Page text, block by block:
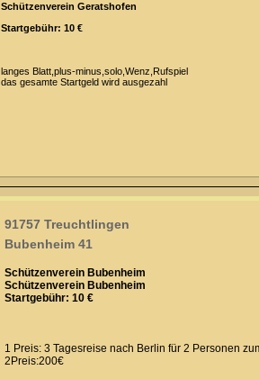
Schützenverein Geratshofen
Startgebühr: 10 €
langes Blatt,plus-minus,solo,Wenz,Rufspiel
das gesamte Startgeld wird ausgezahl
91757 Treuchtlingen
Bubenheim 41
Schützenverein Bubenheim
Schützenverein Bubenheim
Startgebühr: 10 €
1 Preis: 3 Tagesreise nach Berlin für 2 Personen
2Preis:200€